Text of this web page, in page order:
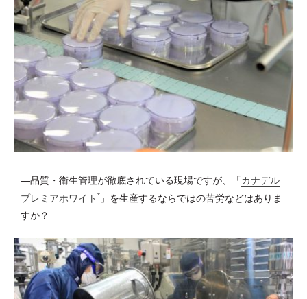
―品質・衛生管理が徹底されている現場ですが、「カナデル
プレミアホワイト * 」を生産するならではの苦労などはありま
すか？